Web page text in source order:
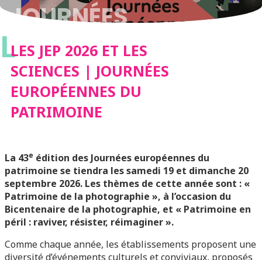
JOURNÉES
EUROPÉENNES DU
PATRIMOINE
LLES JEP 2026 ET LES
SCIENCES | JOURNÉES
EUROPÉENNES DU
PATRIMOINE
La 43e édition des Journées européennes du
patrimoine se tiendra les samedi 19 et dimanche 20
septembre 2026. Les thèmes de cette année sont : «
Patrimoine de la photographie », à l’occasion du
Bicentenaire de la photographie, et « Patrimoine en
péril : raviver, résister, réimaginer ».
Comme chaque année, les établissements proposent une
diversité d’événements culturels et conviviaux, proposés